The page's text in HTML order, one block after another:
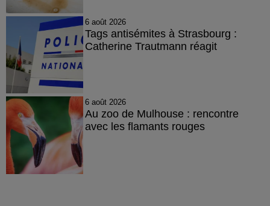
6 août 2026
Tags antisémites à Strasbourg :
Catherine Trautmann réagit
6 août 2026
Au zoo de Mulhouse : rencontre
avec les flamants rouges